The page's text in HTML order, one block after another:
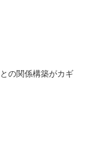
の関係構築がカギ